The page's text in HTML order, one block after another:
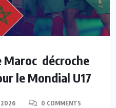
Maroc décroche
le Mondial U17
2026 0 COMMENTS